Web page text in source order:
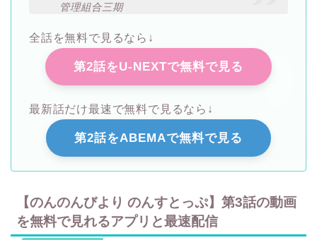
管理組合三期
全話を無料で見るなら↓
第2話をU-NEXTで無料で見る
最新話だけ最速で無料で見るなら↓
第2話をABEMAで無料で見る
【のんのんびより のんすとっぷ】第3話の動画
を無料で見れるアプリと最速配信